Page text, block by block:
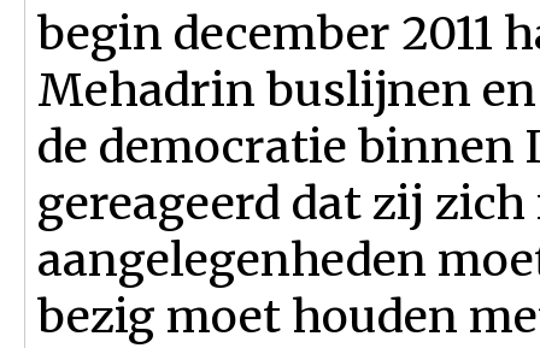
begin december 2011
Mehadrin buslijnen
de democratie binnen
gereageerd dat zij
aangelegenheden
bezig moet houden